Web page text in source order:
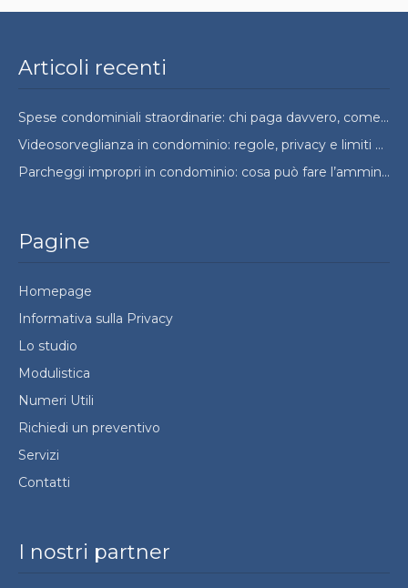
I nostri partner
Pagine
Homepage
Informativa sulla Privacy
Lo studio
Modulistica
Numeri Utili
Richiedi un preventivo
Servizi
Contatti
Articoli recenti
Spese condominiali straordinarie: chi paga davvero, come si ripartono e quando si possono contestare
Videosorveglianza in condominio: regole, privacy e limiti da conoscere
Parcheggi impropri in condominio: cosa può fare l’amministratore e cosa no